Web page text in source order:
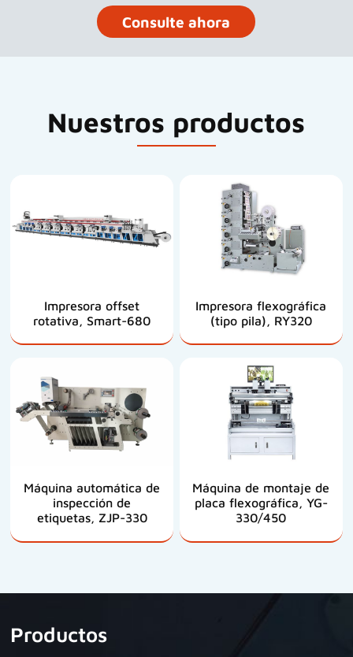
Consulte ahora
Nuestros productos
Impresora offset
rotativa, Smart-680
Impresora flexográfica
(tipo pila), RY320
Máquina automática de
inspección de
etiquetas, ZJP-330
Máquina de montaje de
placa flexográfica, YG-
330/450
Productos